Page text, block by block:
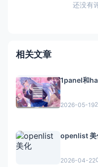
还没有
相关文章
1panel和
2026-05-19
openlist 美
2026-04-22